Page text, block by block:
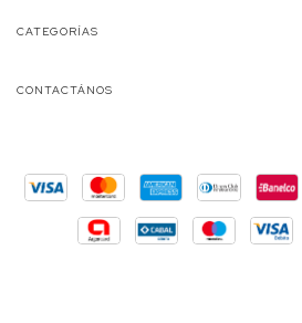
CATEGORÍAS
CONTACTÁNOS